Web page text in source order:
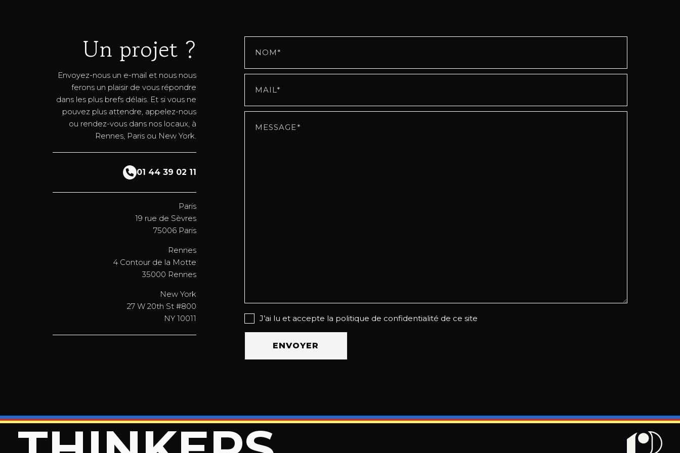
Un projet ?
Envoyez-nous un e-mail et nous nous
ferons un plaisir de vous répondre
dans les plus brefs délais. Et si vous ne
pouvez plus attendre, appelez-nous
ou rendez-vous dans nos locaux, à
Rennes, Paris ou New York.
01 44 39 02 11
Paris
19 rue de Sèvres
75006 Paris
Rennes
4 Contour de la Motte
35000 Rennes
New York
27 W 20th St #800
NY 10011
J’ai lu et accepte la politique de confidentialité de ce site